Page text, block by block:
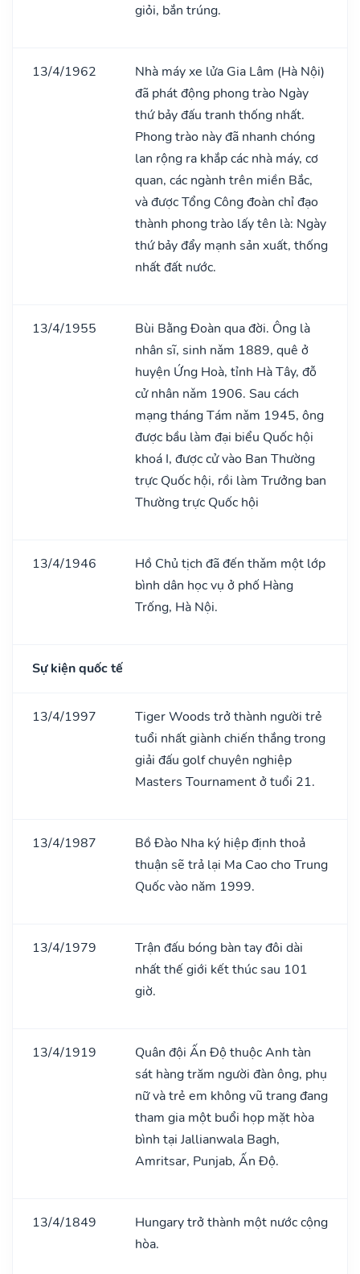
giỏi, bắn trúng.
13/4/1962
Nhà máy xe lửa Gia Lâm (Hà Nội)
đã phát động phong trào Ngày
thứ bảy đấu tranh thống nhất.
Phong trào này đã nhanh chóng
lan rộng ra khắp các nhà máy, cơ
quan, các ngành trên miền Bắc,
và được Tổng Công đoàn chỉ đạo
thành phong trào lấy tên là: Ngày
thứ bảy đẩy mạnh sản xuất, thống
nhất đất nước.
13/4/1955
Bùi Bằng Đoàn qua đời. Ông là
nhân sĩ, sinh nǎm 1889, quê ở
huyện Ứng Hoà, tỉnh Hà Tây, đỗ
cử nhân nǎm 1906. Sau cách
mạng tháng Tám nǎm 1945, ông
được bầu làm đại biểu Quốc hội
khoá I, được cử vào Ban Thường
trực Quốc hội, rồi làm Trưởng ban
Thường trực Quốc hội
13/4/1946
Hồ Chủ tịch đã đến thǎm một lớp
bình dân học vụ ở phố Hàng
Trống, Hà Nội.
Sự kiện quốc tế
13/4/1997
Tiger Woods trở thành người trẻ
tuổi nhất giành chiến thắng trong
giải đấu golf chuyên nghiệp
Masters Tournament ở tuổi 21.
13/4/1987
Bồ Đào Nha ký hiệp định thoả
thuận sẽ trả lại Ma Cao cho Trung
Quốc vào năm 1999.
13/4/1979
Trận đấu bóng bàn tay đôi dài
nhất thế giới kết thúc sau 101
giờ.
13/4/1919
Quân đội Ấn Độ thuộc Anh tàn
sát hàng trăm người đàn ông, phụ
nữ và trẻ em không vũ trang đang
tham gia một buổi họp mặt hòa
bình tại Jallianwala Bagh,
Amritsar, Punjab, Ấn Độ.
13/4/1849
Hungary trở thành một nước cộng
hòa.